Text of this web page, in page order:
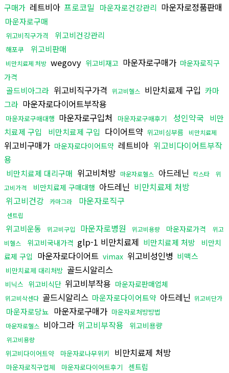
구매가 레트비아 프로코밀 마운자로건강관리 마운자로정품판매
마운자로구매
위고비직구가격 위고비건강관리
해포쿠 위고비판매
비만치료제 처방 wegovy 위고비재고 마운자로구매가 마운자로직구
가격
골드비아그라 위고비직구가격 위고비헬스 비만치료제 구입 카마
그라 마운자로다이어트부작용
마운자로구매대행 마운자로구입처 마운자로구매후기 성인약국
비만
치료제 구입
비만치료제 구입 다이어트약 위고비심부름 비만치료제
위고비구매가 마운자로다이어트약 레트비아 위고비다이어트부작
용
비만치료제 대리구매 위고비처방 마운자로헬스 아드레닌 칵스타
위
고비가격
비만치료제 구매대행 아드레닌 비만치료제 처방
위고비건강
카마그라 마운자로직구
센트립
위고비운동 위고비구입 마운자로병원 위고비용량 마운자로가격
위고
비헬스
위고비국내가격 glp-1 비만치료제 비만치료제 처방
비만치
료제 구입 마운자로다이어트 vimax 위고비성인병 비맥스
비만치료제 대리처방 골드시알리스
비닉스 위고비식단 위고비부작용 마운자로판매업체
위고비삭센다 골드시알리스 마운자로다이어트약 아드레닌 위고비단가
마운자로당뇨 마운자로구매가 마운자로처방방법
마운자로헬스 비아그라 위고비부작용 위고비용량
위고비용량
위고비다이어트약 마운자로나무위키 비만치료제 처방
마운자로직구업체 마운자로다이어트후기 센트립